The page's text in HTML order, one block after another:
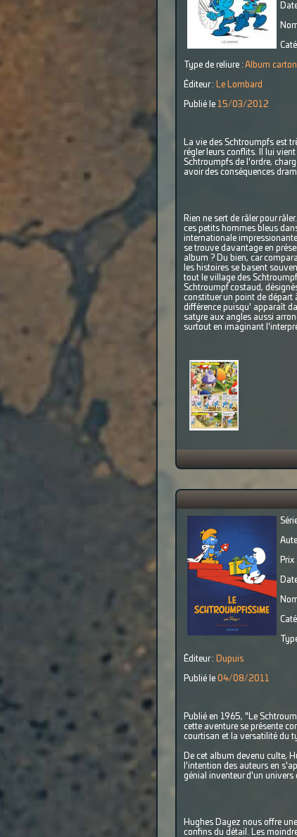
Type de reliure : Album
Éditeur : Le Lombard
Publié le 15/03/2012
La vie des Schtroumpfs est
régler leurs conflits. Il lui
Schtroumpfs de l'ordre,
avoir des conséquences
Rien ne sert de râler pour
ces petits hommes bleus
internationale
se trouve davantage en
album ? Du bien, car
les histoires se basent
tout le village des
Schtroumpf costaud,
constituer un point de départ
différence puisqu' apparaît
satyre aux angles aussi
surtout en imaginant
Prix :
Éditeur : Dupuis
Publié le 04/08/2011
Publié en 1965, "Le
cette aventure se présente
courtisan et la versatilité du
De cet album devenu culte,
l'intention des auteurs en
génial inventeur d'un univers
Hughes Dayez nous offre
confins du détail. Les